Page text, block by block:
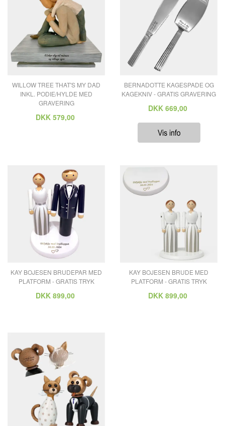
WILLOW TREE THAT'S MY DAD
INKL. PODIE/HYLDE MED
GRAVERING
DKK 579,00
BERNADOTTE KAGESPADE OG
KAGEKNIV - GRATIS GRAVERING
DKK 669,00
KAY BOJESEN BRUDEPAR MED
PLATFORM - GRATIS TRYK
DKK 899,00
KAY BOJESEN BRUDE MED
PLATFORM - GRATIS TRYK
DKK 899,00